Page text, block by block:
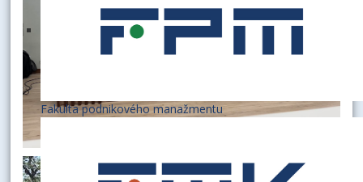
Fakulta podnikového manažmentu